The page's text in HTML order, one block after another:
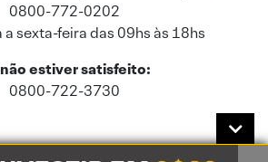
0800-772-0202
a sexta-feira das 09hs às 18hs
estiver satisfeito:
0800-722-3730